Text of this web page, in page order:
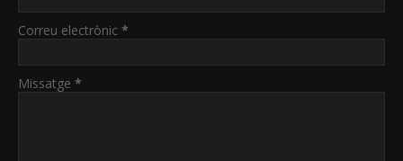
Correu electrònic *
Missatge *